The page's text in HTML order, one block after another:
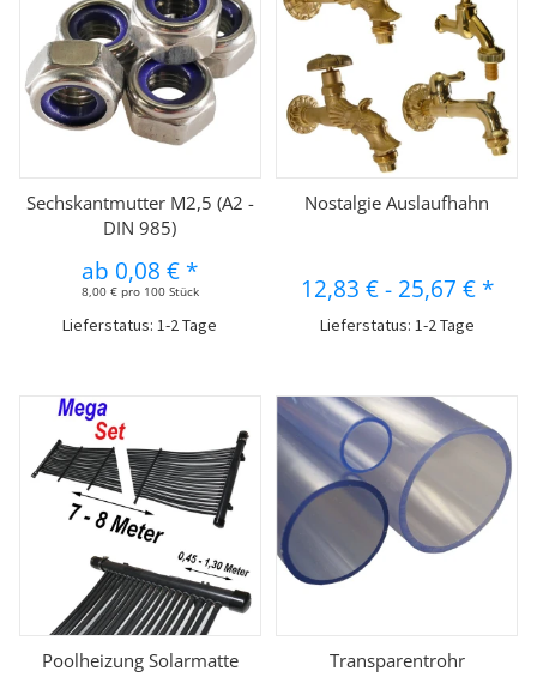
Sechskantmutter M2,5 (A2 -
DIN 985)
ab 0,08 € *
8,00 € pro 100 Stück
Lieferstatus: 1-2 Tage
Nostalgie Auslaufhahn
12,83 €- 25,67 € *
Lieferstatus: 1-2 Tage
Poolheizung Solarmatte
Transparentrohr